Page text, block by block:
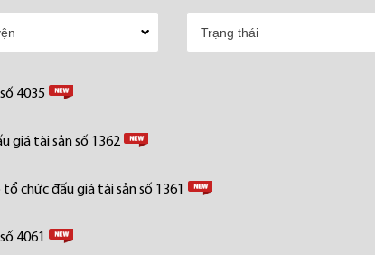
4035
giá tài sản số 1362
chức đấu giá tài sản số 1361
4061